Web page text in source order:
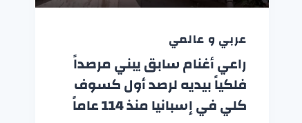
عربي و عالمي
راعي أغنام سابق يبني مرصداً
فلكياً بيديه لرصد أول كسوف
كلي في إسبانيا منذ 114 عاماً